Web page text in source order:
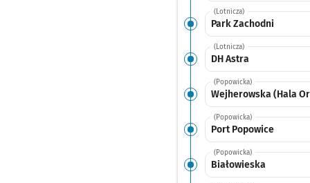
(Lotnicza)
Park Zachodni
(Lotnicza)
DH Astra
(Popowicka)
Wejherowska (Hala
(Popowicka)
Port Popowice
(Popowicka)
Białowieska